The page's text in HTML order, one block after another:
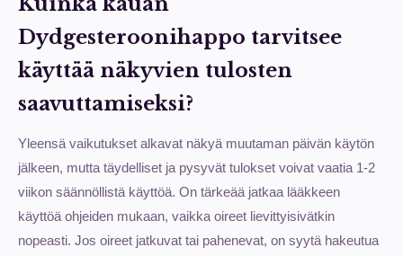
Dydgesteroonihappo tarvitsee
käyttää näkyvien tulosten
saavuttamiseksi?
Yleensä vaikutukset alkavat näkyä muutaman päivän käytön
jälkeen, mutta täydelliset ja pysyvät tulokset voivat vaatia 1-2
viikon säännöllistä käyttöä. On tärkeää jatkaa lääkkeen
käyttöä ohjeiden mukaan, vaikka oireet lievittyisivätkin
nopeasti. Jos oireet jatkuvat tai pahenevat, on syytä hakeutua